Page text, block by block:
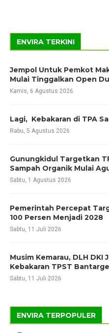
ENVIRA TERKINI
Jempol Untuk Pemkot
Mulai Tinggalkan Open
Kamis, 6 Agustus 2026
Lagi, Kebakaran di TPA
Rabu, 5 Agustus 2026
Gunungkidul Targetkan
Sampah Organik Mulai
Sabtu, 1 Agustus 2026
Pemerintah Percepat
100 Persen Menjadi 2028
Sabtu, 11 Juli 2026
Musim Kemarau, DLH
Kebakaran TPST
Sabtu, 11 Juli 2026
ENVIRA TERPOPULER